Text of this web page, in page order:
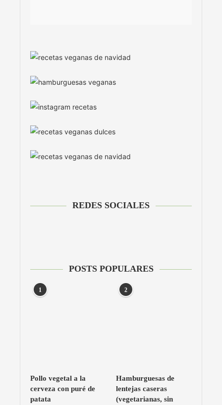
REDES SOCIALES
POSTS POPULARES
1
Pollo vegetal a la
cerveza con puré de
patata
2
Hamburguesas de
lentejas caseras
(vegetarianas, sin